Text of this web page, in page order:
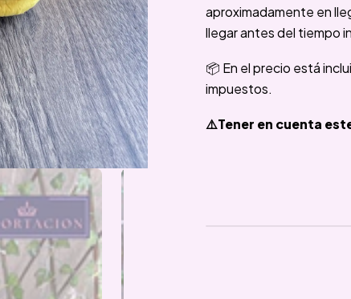
aproximadamente en
llegar antes del tiempo
📦 En el precio está
impuestos.
⚠️Tener en cuenta